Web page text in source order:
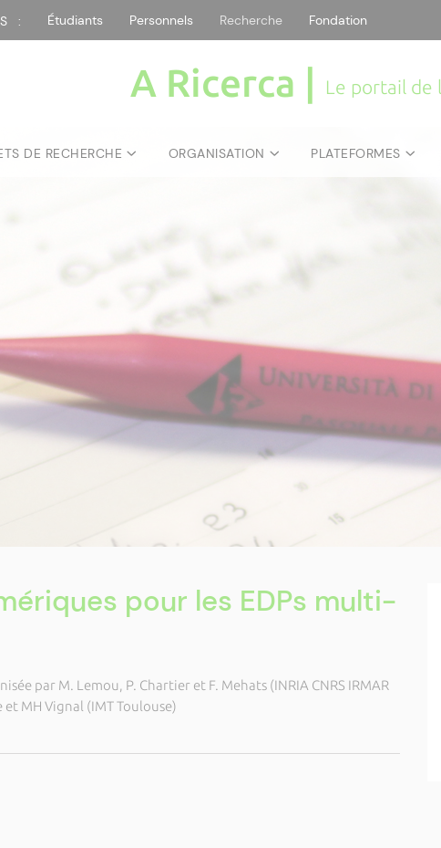
: Étudiants Personnels Recherche Fondation
A Ricerca | Le portail de
DE RECHERCHE ORGANISATION PLATEFORMES
pour les EDPs multi-
par M. Lemou, P. Chartier et F. Mehats (INRIA CNRS IRMAR
et MH Vignal (IMT Toulouse)